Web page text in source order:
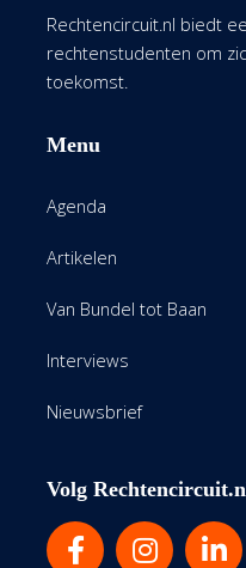
Rechtencircuit.nl biedt
rechtenstudenten om
toekomst.
Menu
Agenda
Artikelen
Van Bundel tot Baan
Interviews
Nieuwsbrief
Volg